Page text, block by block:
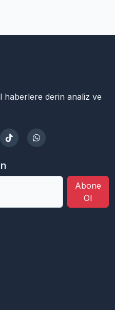
haberlere derin analiz ve
Abone
Ol